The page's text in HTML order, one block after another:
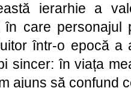
ierarhie a
care personajul
într-o epocă a
sincer: în viața
ajuns să confund